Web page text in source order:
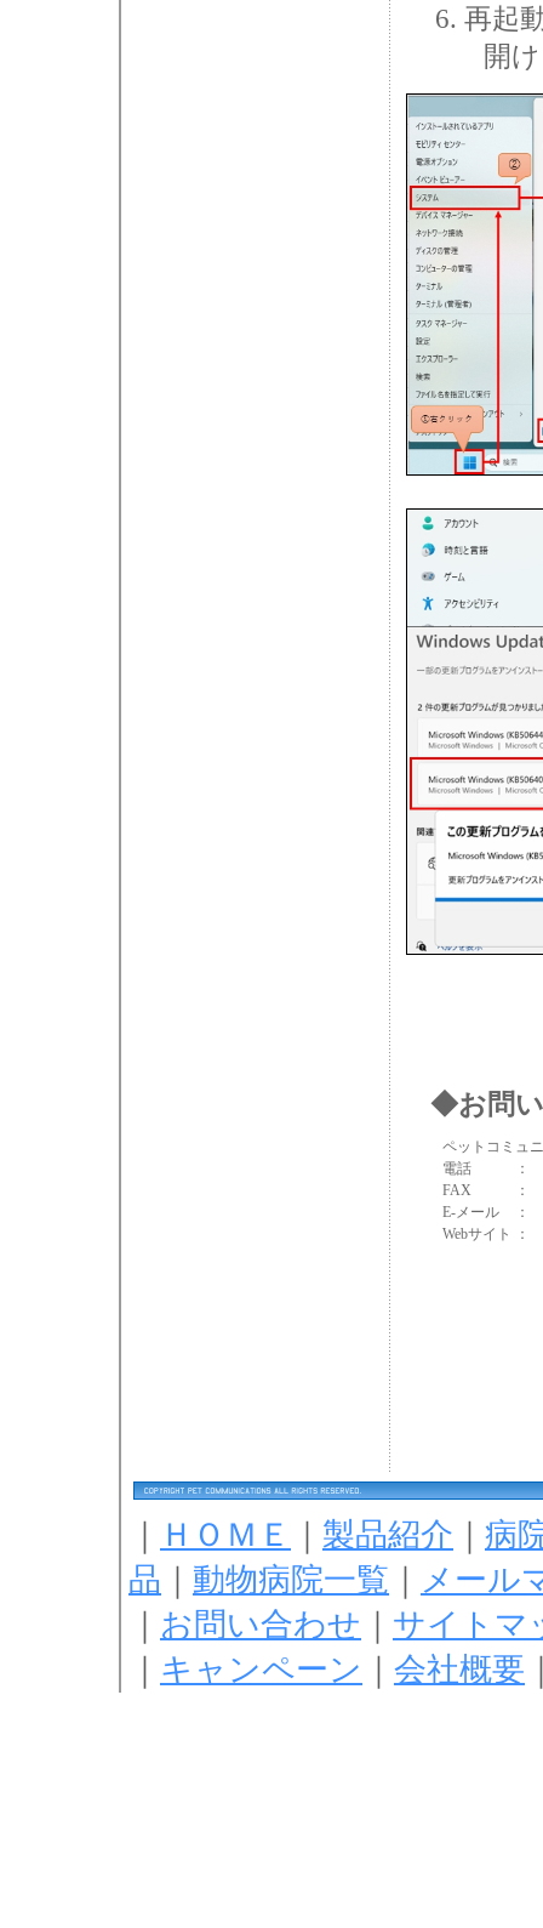
再起
開
◆お問
ペットコミュ
電話
：
FAX
：
E-メール
：
Webサイト
：
ＨＯＭＥ 製品紹介
病
品
動物病院一覧
メール
お問い合わせ
サイトマ
キャンペーン 会社概要